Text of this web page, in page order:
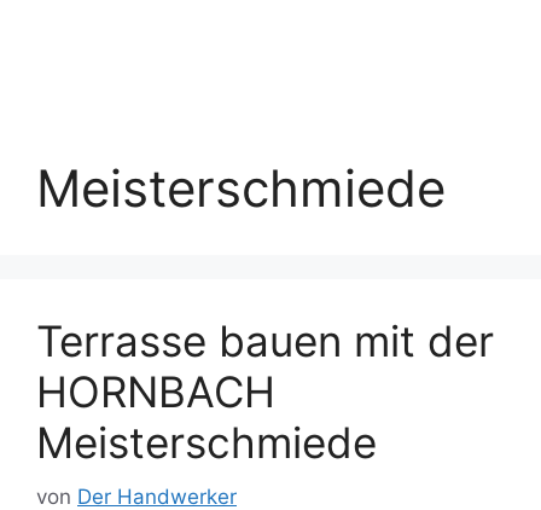
Meisterschmiede
Terrasse bauen mit der
HORNBACH
Meisterschmiede
von Der Handwerker